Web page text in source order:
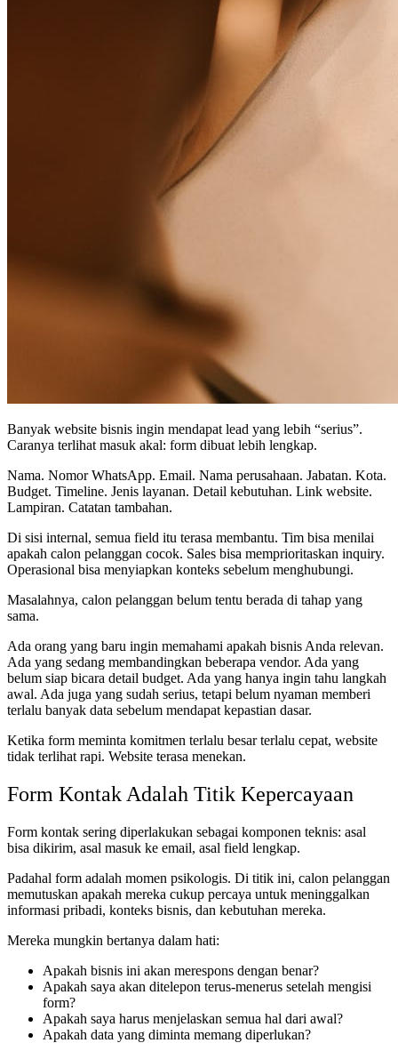
Banyak website bisnis ingin mendapat lead yang lebih “serius”.
Caranya terlihat masuk akal: form dibuat lebih lengkap.
Nama. Nomor WhatsApp. Email. Nama perusahaan. Jabatan. Kota.
Budget. Timeline. Jenis layanan. Detail kebutuhan. Link website.
Lampiran. Catatan tambahan.
Di sisi internal, semua field itu terasa membantu. Tim bisa menilai
apakah calon pelanggan cocok. Sales bisa memprioritaskan inquiry.
Operasional bisa menyiapkan konteks sebelum menghubungi.
Masalahnya, calon pelanggan belum tentu berada di tahap yang
sama.
Ada orang yang baru ingin memahami apakah bisnis Anda relevan.
Ada yang sedang membandingkan beberapa vendor. Ada yang
belum siap bicara detail budget. Ada yang hanya ingin tahu langkah
awal. Ada juga yang sudah serius, tetapi belum nyaman memberi
terlalu banyak data sebelum mendapat kepastian dasar.
Ketika form meminta komitmen terlalu besar terlalu cepat, website
tidak terlihat rapi. Website terasa menekan.
Form Kontak Adalah Titik Kepercayaan
Form kontak sering diperlakukan sebagai komponen teknis: asal
bisa dikirim, asal masuk ke email, asal field lengkap.
Padahal form adalah momen psikologis. Di titik ini, calon pelanggan
memutuskan apakah mereka cukup percaya untuk meninggalkan
informasi pribadi, konteks bisnis, dan kebutuhan mereka.
Mereka mungkin bertanya dalam hati:
Apakah bisnis ini akan merespons dengan benar?
Apakah saya akan ditelepon terus-menerus setelah mengisi
form?
Apakah saya harus menjelaskan semua hal dari awal?
Apakah data yang diminta memang diperlukan?